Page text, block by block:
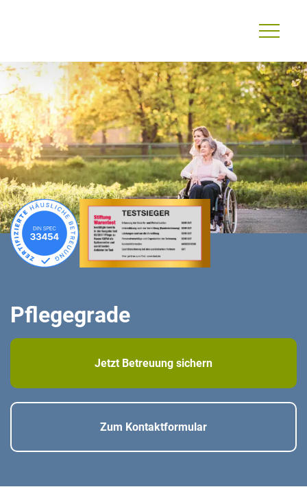
Primary
Pflegegrade
Jetzt Betreuung sichern
Zum Kontaktformular